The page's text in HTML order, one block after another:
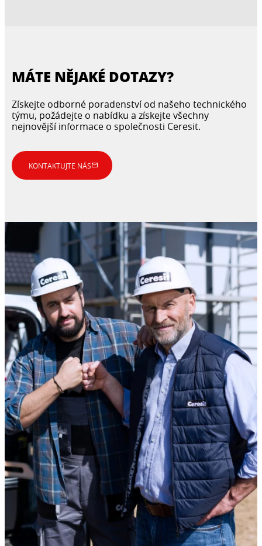
MÁTE NĚJAKÉ DOTAZY?
Získejte odborné poradenství od našeho technického
týmu, požádejte o nabídku a získejte všechny
nejnovější informace o společnosti Ceresit.
KONTAKTUJTE NÁS